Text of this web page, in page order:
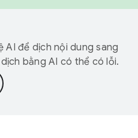
AI để dịch nội dung sang
bằng AI có thể có lỗi.